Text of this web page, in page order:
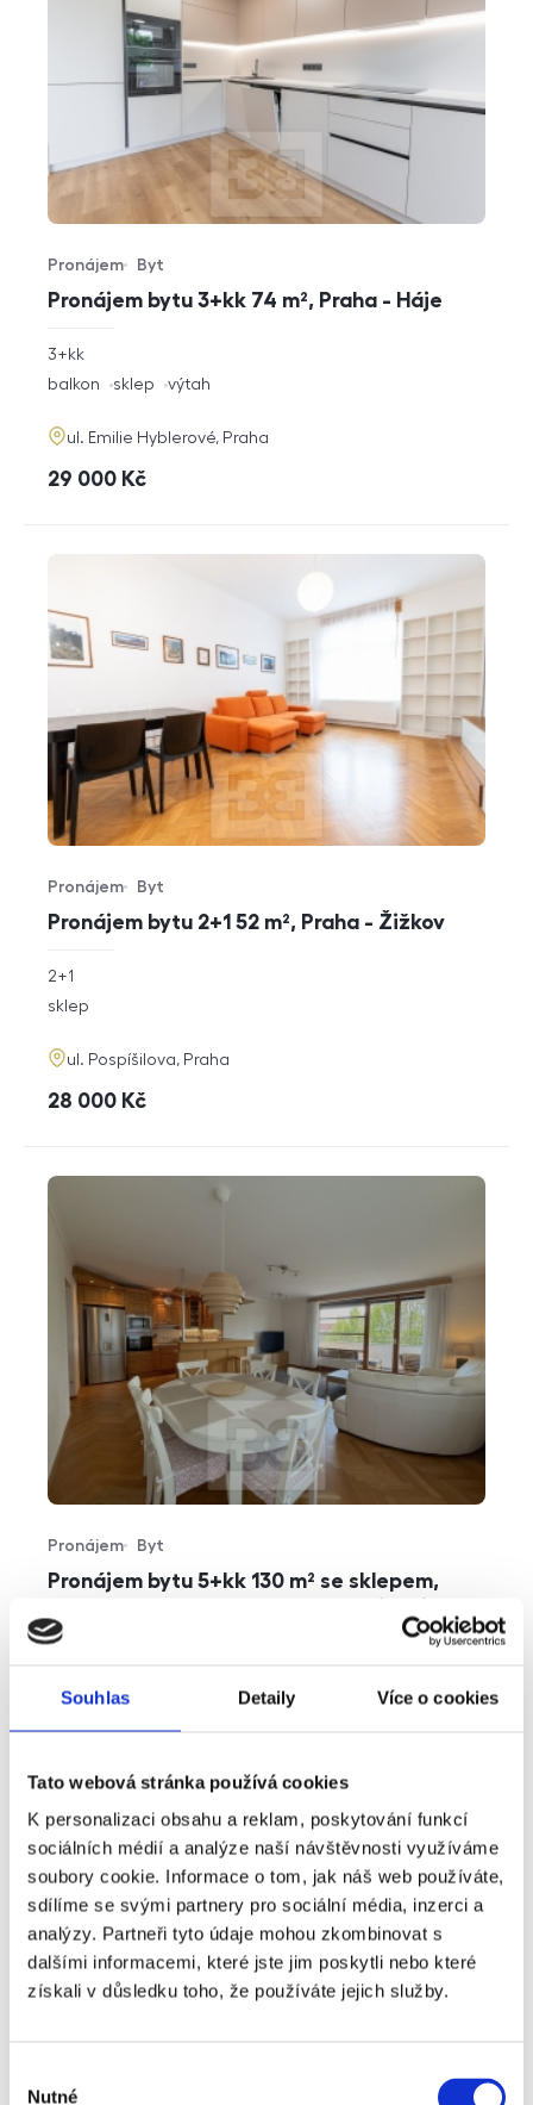
Souhlas Detaily Více o cookies
Tato webová stránka používá cookies
K personalizaci obsahu a reklam, poskytování funkcí
sociálních médií a analýze naší návštěvnosti využíváme
soubory cookie. Informace o tom, jak náš web používáte,
sdílíme se svými partnery pro sociální média, inzerci a
analýzy. Partneři tyto údaje mohou zkombinovat s
dalšími informacemi, které jste jim poskytli nebo které
získali v důsledku toho, že používáte jejich služby.
Nutné
Pronájem bytu 3+kk 74 m², Praha - Háje
Typ nabídky
Pronájem
Typ nemovitosti
Byt
rozměry
3+kk
funkce
balkon sklep výtah
adresa
ul. Emilie Hyblerové, Praha
cena
29 000 Kč
Pronájem bytu 2+1 52 m², Praha - Žižkov
Typ nabídky
Pronájem
Typ nemovitosti
Byt
rozměry
2+1
funkce
sklep
adresa
ul. Pospíšilova, Praha
cena
28 000 Kč
Pronájem bytu 5+kk 130 m² se sklepem,
Typ nabídky
Pronájem
Typ nemovitosti
Byt
funkce
parkování sklep výtah
cena
49 000 Kč